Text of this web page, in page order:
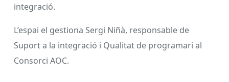
integració.
L’espai el gestiona Sergi Niñà, responsable de
Suport a la integració i Qualitat de programari al
Consorci AOC.